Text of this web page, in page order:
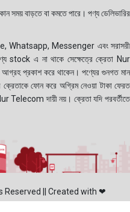
সময় বাড়তে বা কমতে পারে। পণ্য ডেলিভারির
Whatsapp, Messenger এবং সরাসরী
stock এ না থাকে সেক্ষেত্রে ক্রেতা Nur
প্রকাশ করে থাকেন। পণ্যের গুনগত মান
ক্রেতাকে ফোন করে অগ্রিম নেওয়া টাকা ফেরত
Telecom দায়ী নয়। ক্রেতা যদি পরবর্তীতে
Reserved || Created with ❤